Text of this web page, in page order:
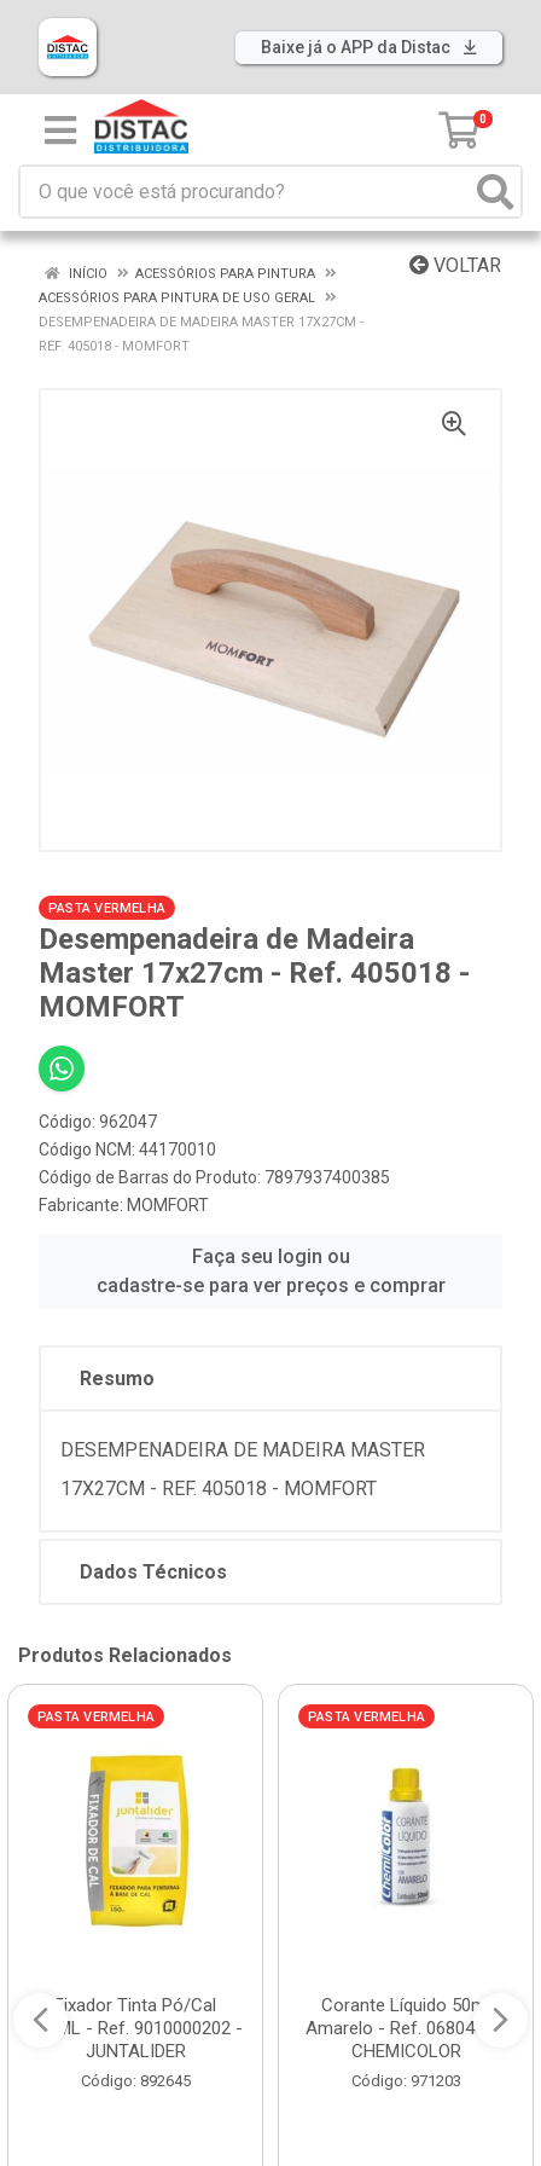
Baixe já o APP da Distac
0
VOLTAR
INÍCIO
ACESSÓRIOS PARA PINTURA
ACESSÓRIOS PARA PINTURA DE USO GERAL
DESEMPENADEIRA DE MADEIRA MASTER 17X27CM -
REF. 405018 - MOMFORT
PASTA VERMELHA
Desempenadeira de Madeira
Master 17x27cm - Ref. 405018 -
MOMFORT
Código: 962047
Código NCM: 44170010
Código de Barras do Produto: 7897937400385
Fabricante: MOMFORT
Faça seu login ou
cadastre-se para ver preços e comprar
Resumo
DESEMPENADEIRA DE MADEIRA MASTER
17X27CM - REF. 405018 - MOMFORT
Dados Técnicos
Produtos Relacionados
PASTA VERMELHA
Fixador Tinta Pó/Cal
150ML - Ref. 9010000202 -
JUNTALIDER
Código: 892645
PASTA VERMELHA
Corante Líquido 50ml
Amarelo - Ref. 0680468 -
CHEMICOLOR
Código: 971203